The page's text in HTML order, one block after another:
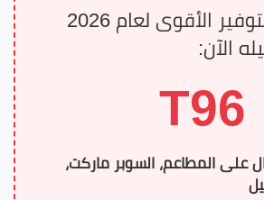
انسخ رمز التوفير الأقوى لعام 2026
الآن:
T96
فعال على المطاعم، السوبر ماركت،